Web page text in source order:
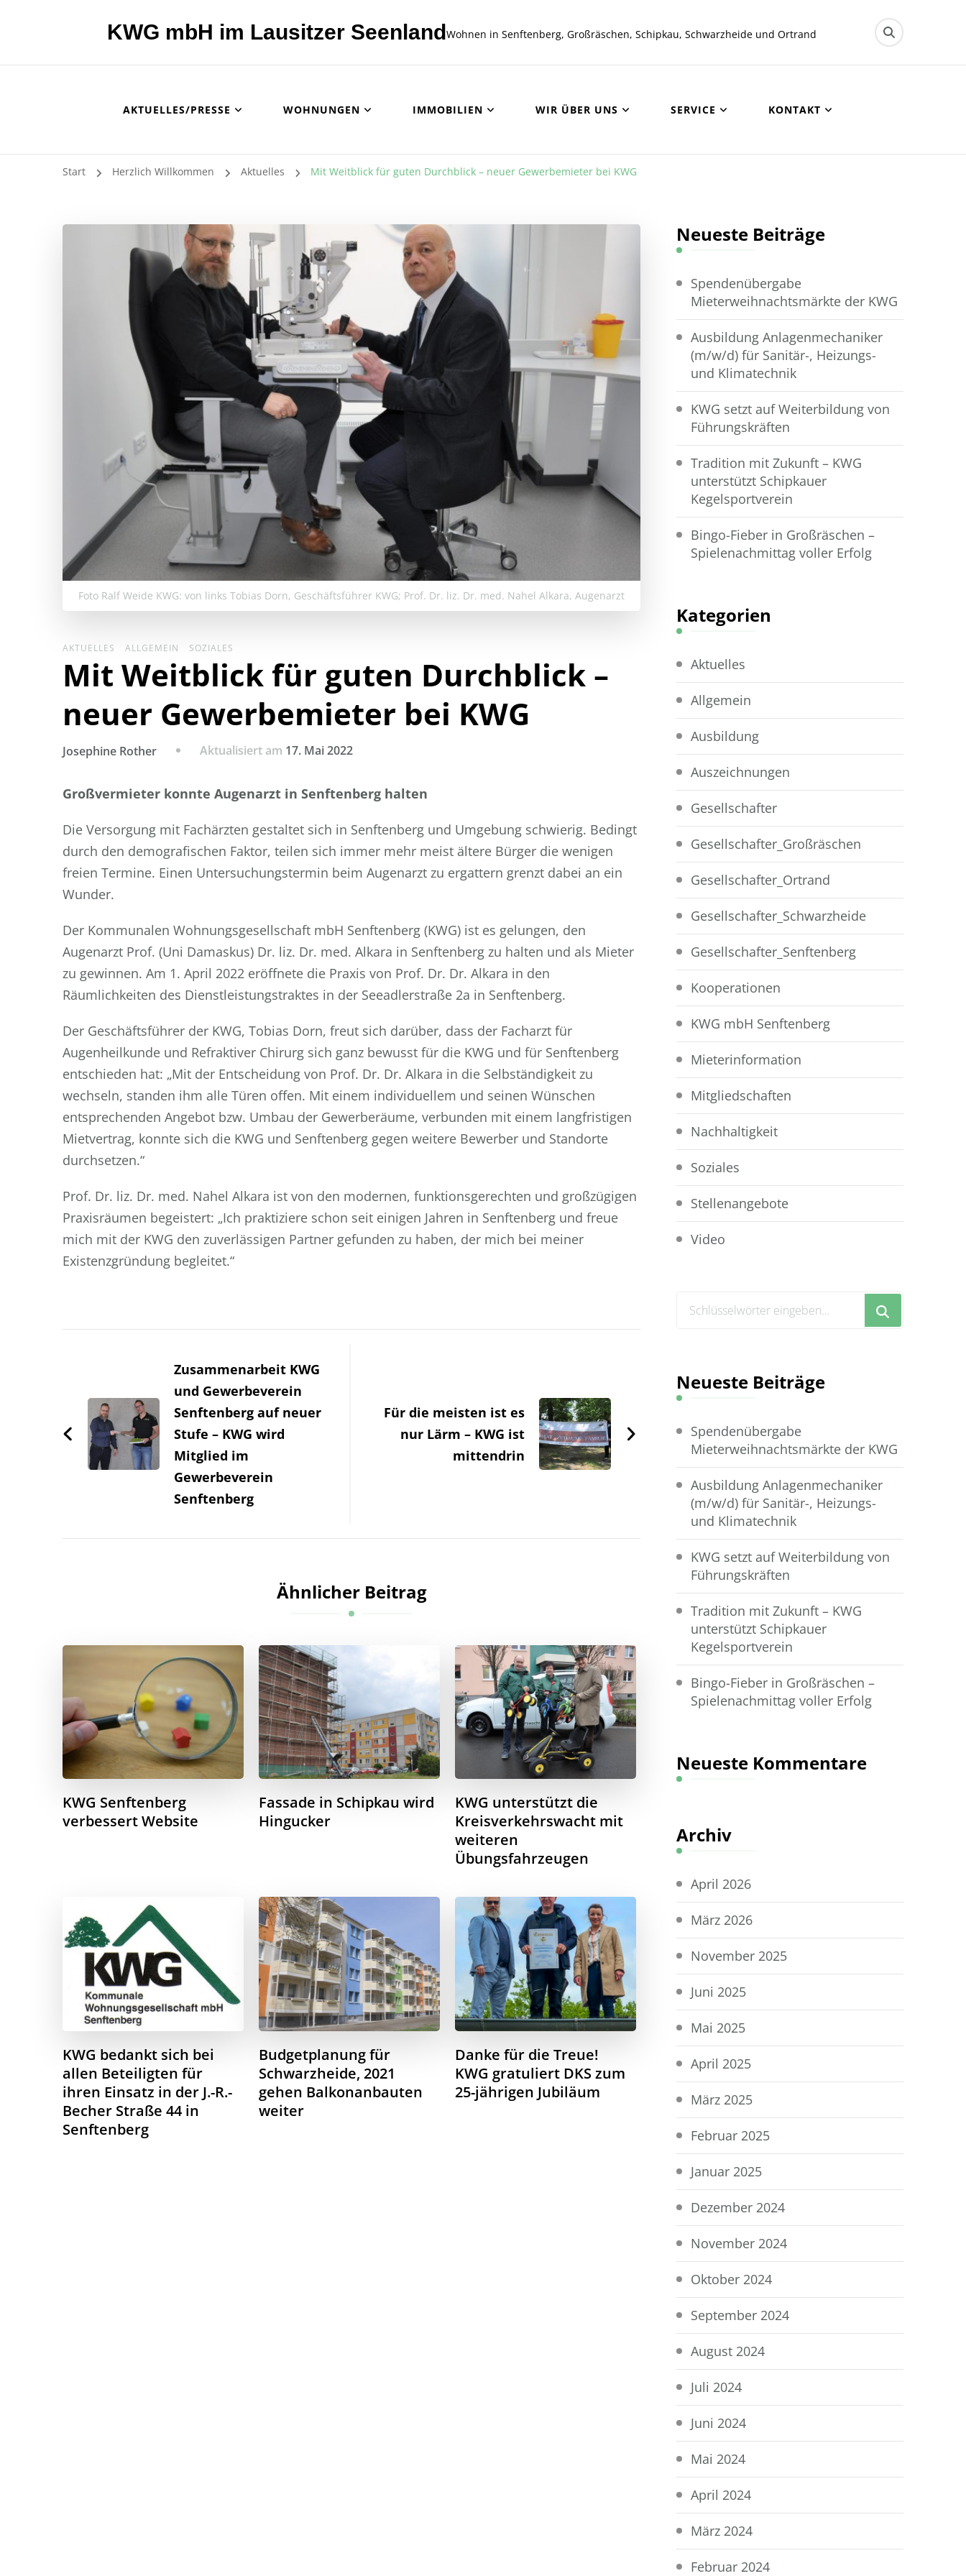
KWG mbH im Lausitzer SeenlandWohnen in Senftenberg, Großräschen, Schipkau, Schwarzheide und Ortrand
AKTUELLES/PRESSE WOHNUNGEN IMMOBILIEN WIR ÜBER UNS SERVICE KONTAKT
Start Herzlich Willkommen Aktuelles Mit Weitblick für guten Durchblick – neuer Gewerbemieter bei KWG
Foto Ralf Weide KWG: von links Tobias Dorn, Geschäftsführer KWG; Prof. Dr. liz. Dr. med. Nahel Alkara, Augenarzt
AKTUELLES ALLGEMEIN SOZIALES
Mit Weitblick für guten Durchblick –
neuer Gewerbemieter bei KWG
Josephine Rother Aktualisiert am 17. Mai 2022
Großvermieter konnte Augenarzt in Senftenberg halten
Die Versorgung mit Fachärzten gestaltet sich in Senftenberg und Umgebung schwierig. Bedingt
durch den demografischen Faktor, teilen sich immer mehr meist ältere Bürger die wenigen
freien Termine. Einen Untersuchungstermin beim Augenarzt zu ergattern grenzt dabei an ein
Wunder.
Der Kommunalen Wohnungsgesellschaft mbH Senftenberg (KWG) ist es gelungen, den
Augenarzt Prof. (Uni Damaskus) Dr. liz. Dr. med. Alkara in Senftenberg zu halten und als Mieter
zu gewinnen. Am 1. April 2022 eröffnete die Praxis von Prof. Dr. Dr. Alkara in den
Räumlichkeiten des Dienstleistungstraktes in der Seeadlerstraße 2a in Senftenberg.
Der Geschäftsführer der KWG, Tobias Dorn, freut sich darüber, dass der Facharzt für
Augenheilkunde und Refraktiver Chirurg sich ganz bewusst für die KWG und für Senftenberg
entschieden hat: „Mit der Entscheidung von Prof. Dr. Dr. Alkara in die Selbständigkeit zu
wechseln, standen ihm alle Türen offen. Mit einem individuellem und seinen Wünschen
entsprechenden Angebot bzw. Umbau der Gewerberäume, verbunden mit einem langfristigen
Mietvertrag, konnte sich die KWG und Senftenberg gegen weitere Bewerber und Standorte
durchsetzen.“
Prof. Dr. liz. Dr. med. Nahel Alkara ist von den modernen, funktionsgerechten und großzügigen
Praxisräumen begeistert: „Ich praktiziere schon seit einigen Jahren in Senftenberg und freue
mich mit der KWG den zuverlässigen Partner gefunden zu haben, der mich bei meiner
Existenzgründung begleitet.“
Zusammenarbeit KWG
und Gewerbeverein
Senftenberg auf neuer
Stufe – KWG wird
Mitglied im
Gewerbeverein
Senftenberg
Für die meisten ist es
nur Lärm – KWG ist
mittendrin
Ähnlicher Beitrag
KWG Senftenberg
verbessert Website
Fassade in Schipkau wird
Hingucker
KWG unterstützt die
Kreisverkehrswacht mit
weiteren
Übungsfahrzeugen
KWG bedankt sich bei
allen Beteiligten für
ihren Einsatz in der J.-R.-
Becher Straße 44 in
Senftenberg
Budgetplanung für
Schwarzheide, 2021
gehen Balkonanbauten
weiter
Danke für die Treue!
KWG gratuliert DKS zum
25-jährigen Jubiläum
Neueste Beiträge
Spendenübergabe
Mieterweihnachtsmärkte der KWG
Ausbildung Anlagenmechaniker
(m/w/d) für Sanitär-, Heizungs-
und Klimatechnik
KWG setzt auf Weiterbildung von
Führungskräften
Tradition mit Zukunft – KWG
unterstützt Schipkauer
Kegelsportverein
Bingo-Fieber in Großräschen –
Spielenachmittag voller Erfolg
Kategorien
Aktuelles
Allgemein
Ausbildung
Auszeichnungen
Gesellschafter
Gesellschafter_Großräschen
Gesellschafter_Ortrand
Gesellschafter_Schwarzheide
Gesellschafter_Senftenberg
Kooperationen
KWG mbH Senftenberg
Mieterinformation
Mitgliedschaften
Nachhaltigkeit
Soziales
Stellenangebote
Video
Suchst
Neueste Beiträge
Spendenübergabe
Mieterweihnachtsmärkte der KWG
Ausbildung Anlagenmechaniker
(m/w/d) für Sanitär-, Heizungs-
und Klimatechnik
KWG setzt auf Weiterbildung von
Führungskräften
Tradition mit Zukunft – KWG
unterstützt Schipkauer
Kegelsportverein
Bingo-Fieber in Großräschen –
Spielenachmittag voller Erfolg
Neueste Kommentare
Archiv
April 2026
März 2026
November 2025
Juni 2025
Mai 2025
April 2025
März 2025
Februar 2025
Januar 2025
Dezember 2024
November 2024
Oktober 2024
September 2024
August 2024
Juli 2024
Juni 2024
Mai 2024
April 2024
März 2024
Februar 2024